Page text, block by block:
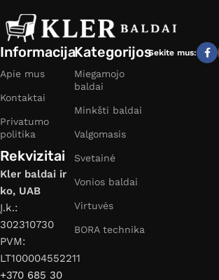
Informacija
Apie mus
Kontaktai
Privatumo
politika
Rekvizitai
Kler baldai ir
ko, UAB
Į.k.:
302310730
PVM:
LT100004552211
+370 685 30
Kategorijos
Miegamojo
baldai
Minkšti baldai
Valgomasis
Svetainė
Vonios baldai
Virtuvės
BORA technika
Sekite mus: